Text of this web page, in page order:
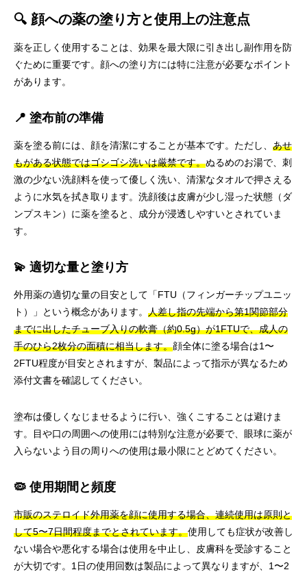
🔍 顔への薬の塗り方と使用上の注意点
薬を正しく使用することは、効果を最大限に引き出し副作用を防
ぐために重要です。顔への塗り方には特に注意が必要なポイント
があります。
📍 塗布前の準備
薬を塗る前には、顔を清潔にすることが基本です。ただし、 あせ
もがある状態ではゴシゴシ洗いは厳禁です。ぬるめのお湯で、刺
激の少ない洗顔料を使って優しく洗い、清潔なタオルで押さえる
ように水気を拭き取ります。洗顔後は皮膚が少し湿った状態（ダ
ンプスキン）に薬を塗ると、成分が浸透しやすいとされていま
す。
💫 適切な量と塗り方
外用薬の適切な量の目安として「FTU（フィンガーチップユニッ
ト）」という概念があります。 人差し指の先端から第1関節部分
までに出したチューブ入りの軟膏（約0.5g）が1FTUで、成人の
手のひら2枚分の面積に相当します。顔全体に塗る場合は1〜
2FTU程度が目安とされますが、製品によって指示が異なるため
添付文書を確認してください。
塗布は優しくなじませるように行い、強くこすることは避けま
す。目や口の周囲への使用には特別な注意が必要で、眼球に薬が
入らないよう目の周りへの使用は最小限にとどめてください。
🦠 使用期間と頻度
市販のステロイド外用薬を顔に使用する場合、連続使用は原則と
して5〜7日間程度までとされています。使用しても症状が改善し
ない場合や悪化する場合は使用を中止し、皮膚科を受診すること
が大切です。1日の使用回数は製品によって異なりますが、1〜2